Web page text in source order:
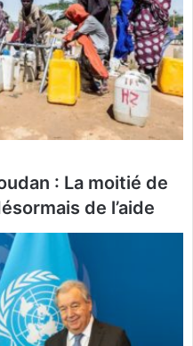
: La moitié de
de l’aide